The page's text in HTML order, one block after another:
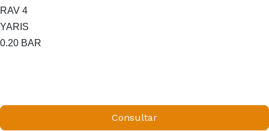
RAV 4
YARIS
0.20 BAR
Consultar